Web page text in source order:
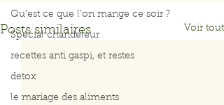
Qu’est ce que l’on mange ce soir ?
Spécial chandeleur
recettes anti gaspi, et restes
detox
le mariage des aliments
Posts similaires Voir tout